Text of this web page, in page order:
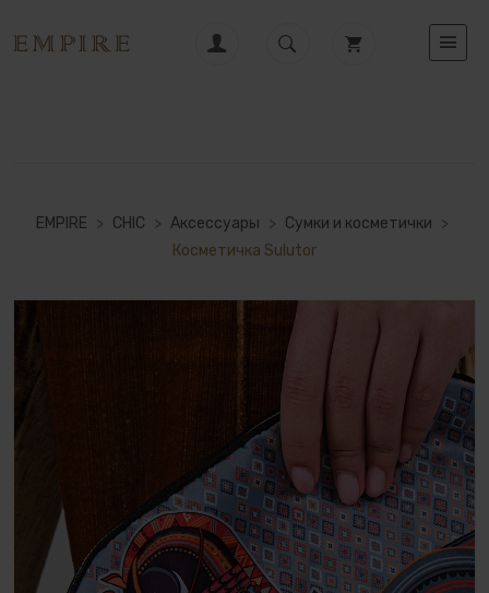
EMPIRE > CHIC > Аксессуары > Сумки и косметички >
Косметичка Sulutor